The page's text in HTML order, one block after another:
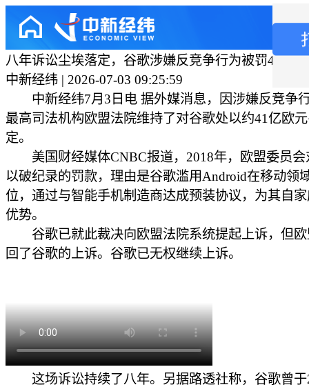
八年诉讼尘埃落定，谷歌涉嫌反竞争行为被罚41亿
中新经纬 | 2026-07-03 09:25:59
中新经纬7月3日电 据外媒消息，因涉嫌反竞争
最高司法机构欧盟法院维持了对谷歌处以约41亿欧
定。
美国财经媒体CNBC报道，2018年，欧盟委员会
以破纪录的罚款，理由是谷歌滥用​​Android在移动领
位，通过与智能手机制造商达成预装协议，为其自
优势。
谷歌已就此裁决向欧盟法院系统提起上诉，但欧
回了谷歌的上诉。谷歌已无权继续上诉。
这场诉讼持续了八年。另据路透社称，谷歌曾于